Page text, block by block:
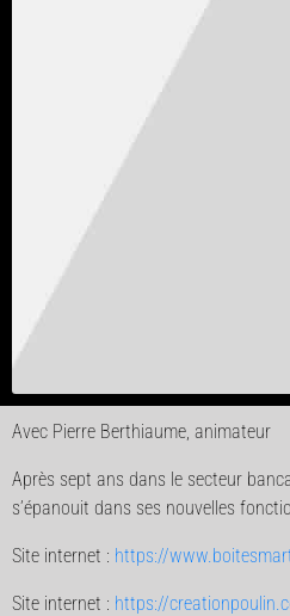
Avec Pierre Berthiaume, animateur
Après sept ans dans le secteur
s’épanouit dans ses nouvelles
Site internet : https://
Site internet : https://